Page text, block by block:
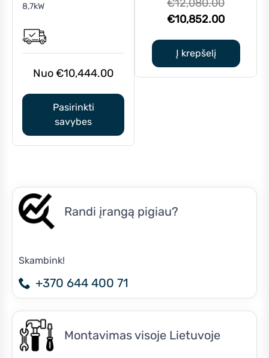
8,7kW
€10,444.00
Pasirinkti
savybes
options
may
on
the
€12,080.00
price
€10,852.00Current
Į krepšelį
Randi įrangą pigiau?
Skambink!
+370 644 400 71
Montavimas visoje Lietuvoje